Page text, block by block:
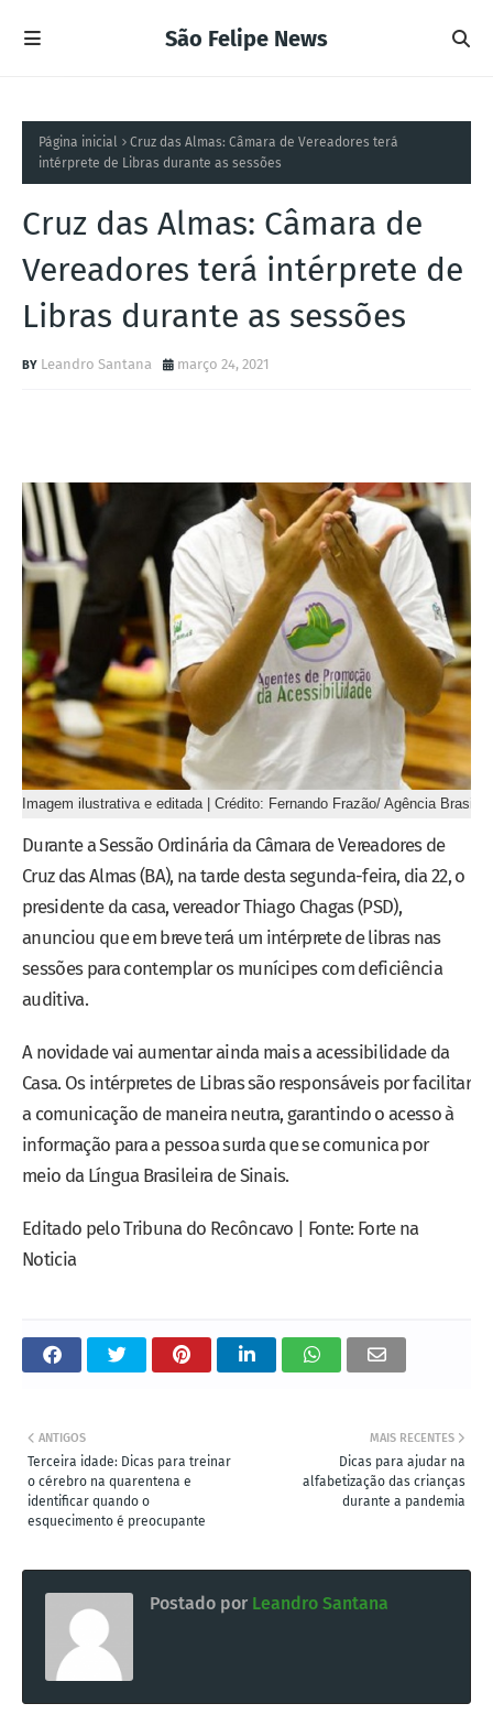
São Felipe News
Página inicial
Cruz das Almas: Câmara de Vereadores terá
intérprete de Libras durante as sessões
Cruz das Almas: Câmara de
Vereadores terá intérprete de
Libras durante as sessões
Leandro Santana março 24, 2021
Imagem ilustrativa e editada | Crédito: Fernando Frazão/ Agência Brasil
Durante a Sessão Ordinária da Câmara de Vereadores de
Cruz das Almas (BA), na tarde desta segunda-feira, dia 22, o
presidente da casa, vereador Thiago Chagas (PSD),
anunciou que em breve terá um intérprete de libras nas
sessões para contemplar os munícipes com deficiência
auditiva.
A novidade vai aumentar ainda mais a acessibilidade da
Casa. Os intérpretes de Libras são responsáveis por facilitar
a comunicação de maneira neutra, garantindo o acesso à
informação para a pessoa surda que se comunica por
meio da Língua Brasileira de Sinais.
Editado pelo Tribuna do Recôncavo | Fonte: Forte na
Noticia
MAIS RECENTES
Dicas para ajudar na
alfabetização das crianças
durante a pandemia
ANTIGOS
Terceira idade: Dicas para treinar
o cérebro na quarentena e
identificar quando o
esquecimento é preocupante
Postado por Leandro Santana